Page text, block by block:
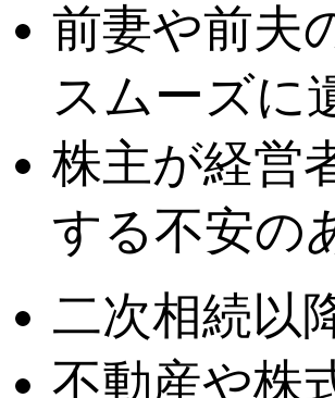
前妻や前夫
スムーズに
株主が経営
する不安の
二次相続以
不動産や株